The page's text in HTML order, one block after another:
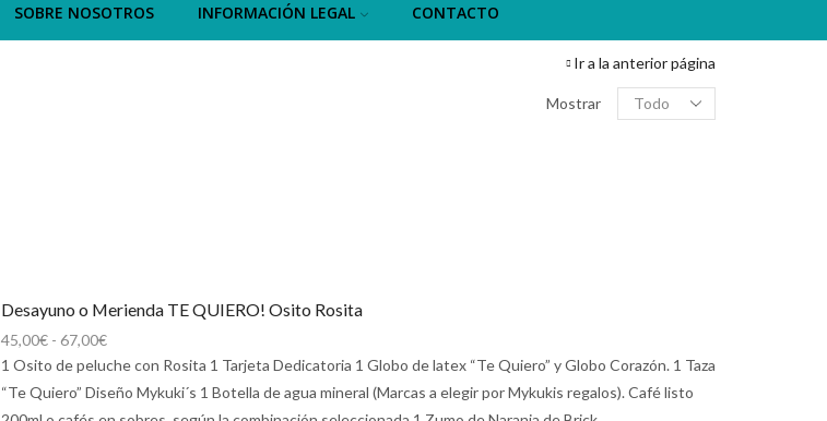
SOBRE NOSOTROS INFORMACIÓN LEGAL CONTACTO
Ir a la anterior página
Mostrar
Filas
por
Desayuno o Merienda TE QUIERO! Osito Rosita
45,00€ - 67,00€Rango
de
precios:
1 Osito de peluche con Rosita 1 Tarjeta Dedicatoria 1 Globo de latex “Te Quiero” y Globo Corazón. 1 Taza
“Te Quiero” Diseño Mykuki´s 1 Botella de agua mineral (Marcas a elegir por Mykukis regalos). Café listo